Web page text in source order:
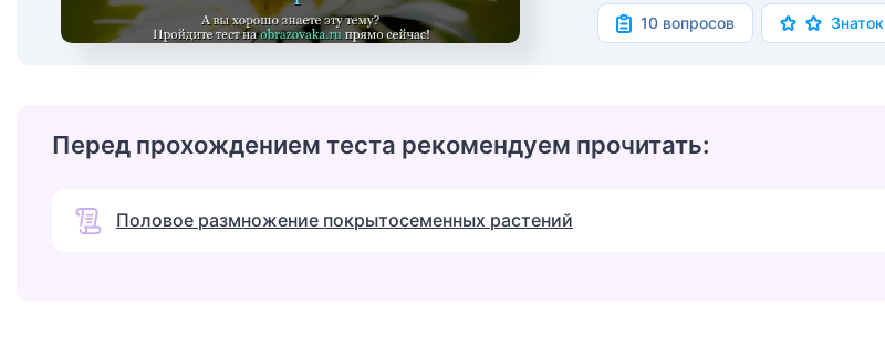
10 вопросов Знаток
Перед прохождением теста рекомендуем прочитать:
Половое размножение покрытосеменных растений